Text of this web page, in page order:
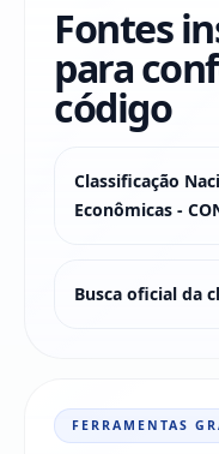
Fontes
para
código
Classificação
Econômicas -
Busca oficial da
FERRAMENTAS